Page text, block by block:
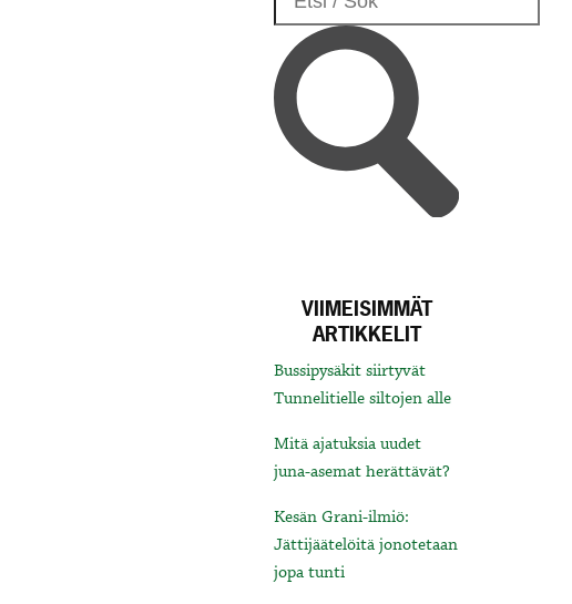
VIIMEISIMMÄT
ARTIKKELIT
Bussipysäkit siirtyvät
Tunnelitielle siltojen alle
Mitä ajatuksia uudet
juna-asemat herättävät?
Kesän Grani-ilmiö:
Jättijäätelöitä jonotetaan
jopa tunti